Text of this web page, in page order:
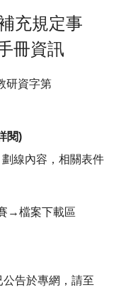
充規定事
冊資訊
研資字第
閱)
線內容，相關表件
→檔案下載區
公告於專網，請至